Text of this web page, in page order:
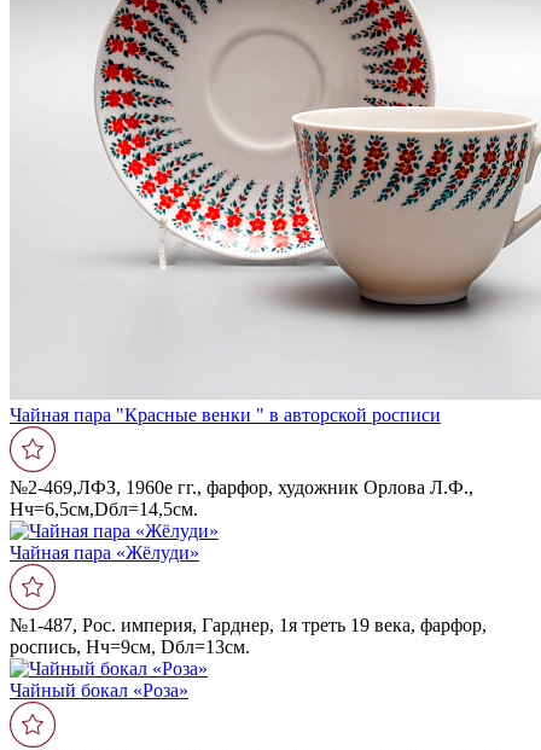
Чайная пара "Красные венки " в авторской росписи
№2-469,ЛФЗ, 1960е гг., фарфор, художник Орлова Л.Ф.,
Нч=6,5см,Dбл=14,5см.
Чайная пара «Жëлуди»
№1-487, Рос. империя, Гарднер, 1я треть 19 века, фарфор,
роспись, Нч=9см, Dбл=13cм.
Чайный бокал «Роза»